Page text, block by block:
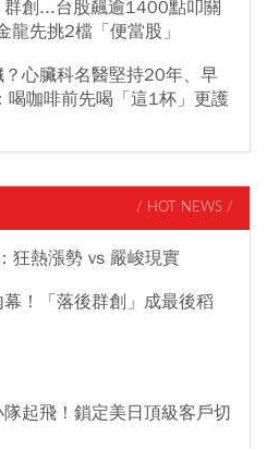
創...台股飆逾1400點叩關
龍先挑2檔「便當股」
心臟科名醫堅持20年、早
咖啡前先喝「這1杯」更護
/ HOT NEWS /
狂熱漲勢 vs 嚴峻現實
！「落後群創」成最後稻
起飛！鎖定美日頂級客戶切